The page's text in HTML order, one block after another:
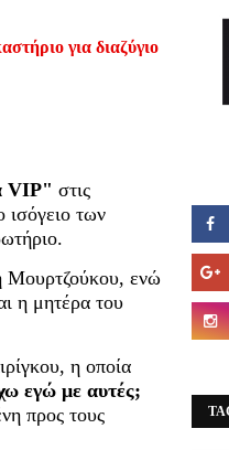
για διαζύγιο
VIP" στις
ισόγειο των
Μουρτζούκου, ενώ
η μητέρα του
η οποία
εγώ με αυτές;
προς τους